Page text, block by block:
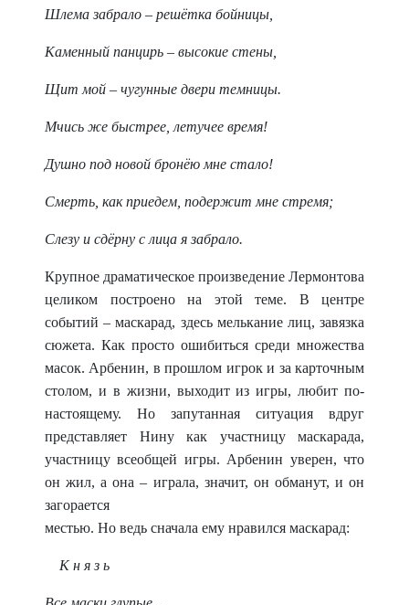
Шлема забрало – решётка бойницы,
Каменный панцирь – высокие стены,
Щит мой – чугунные двери темницы.
Мчись же быстрее, летучее время!
Душно под новой бронёю мне стало!
Смерть, как приедем, подержит мне стремя;
Слезу и сдёрну с лица я забрало.
Крупное драматическое произведение Лермонтова
целиком построено на этой теме. В центре
событий – маскарад, здесь мелькание лиц, завязка
сюжета. Как просто ошибиться среди множества
масок. Арбенин, в прошлом игрок и за карточным
столом, и в жизни, выходит из игры, любит по-
настоящему. Но запутанная ситуация вдруг
представляет Нину как участницу маскарада,
участницу всеобщей игры. Арбенин уверен, что
он жил, а она – играла, значит, он обманут, и он
загорается
местью. Но ведь сначала ему нравился маскарад:
К н я з ь